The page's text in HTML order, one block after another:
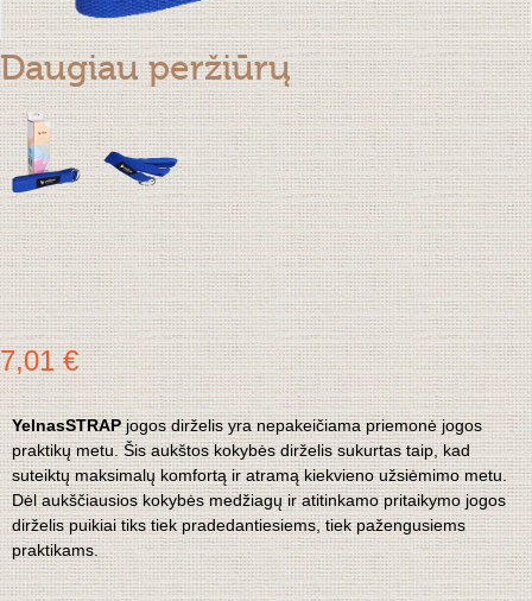
Daugiau peržiūrų
7,01 €
YelnasSTRAPjogos dirželis yra nepakeičiama priemonė jogos
praktikų metu. Šis aukštos kokybės dirželis sukurtas taip, kad
suteiktų maksimalų komfortą ir atramą kiekvieno užsiėmimo metu.
Dėl aukščiausios kokybės medžiagų ir atitinkamo pritaikymo jogos
dirželis puikiai tiks tiek pradedantiesiems, tiek pažengusiems
praktikams.